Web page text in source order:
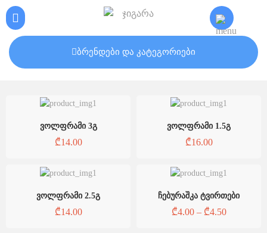
ბრენდები და კატეგორიები
ვოლფრამი 3გ
₾14.00
ვოლფრამი 1.5გ
₾16.00
ვოლფრამი 2.5გ
₾14.00
ჩებურაშკა ტვირთები
₾4.00 – ₾4.50